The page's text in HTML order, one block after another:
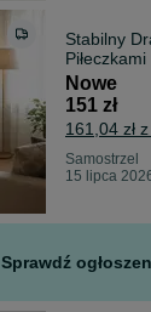
Stabilny
Piłeczkami
Nowe
151 zł
161,04 zł
Samostrzel
15 lipca
Sprawdź